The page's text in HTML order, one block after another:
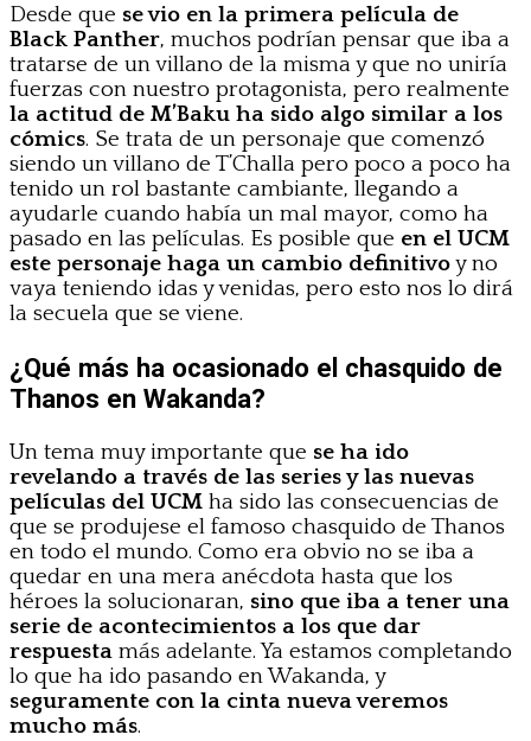
Desde que se vio en la primera película de
Black Panther, muchos podrían pensar que iba a
tratarse de un villano de la misma y que no uniría
fuerzas con nuestro protagonista, pero realmente
la actitud de M’Baku ha sido algo similar a los
cómics. Se trata de un personaje que comenzó
siendo un villano de T’Challa pero poco a poco ha
tenido un rol bastante cambiante, llegando a
ayudarle cuando había un mal mayor, como ha
pasado en las películas. Es posible que en el UCM
este personaje haga un cambio definitivoy no
vaya teniendo idas y venidas, pero esto nos lo dirá
la secuela que se viene.
¿Qué más ha ocasionado el chasquido de
Thanos en Wakanda?
Un tema muy importante que se ha ido
revelando a través de las series y las nuevas
películas del UCM ha sido las consecuencias de
que se produjese el famoso chasquido de Thanos
en todo el mundo. Como era obvio no se iba a
quedar en una mera anécdota hasta que los
héroes la solucionaran, sino que iba a tener una
serie de acontecimientos a los que dar
respuesta más adelante. Ya estamos completando
lo que ha ido pasando en Wakanda, y
seguramente con la cinta nueva veremos
mucho más.